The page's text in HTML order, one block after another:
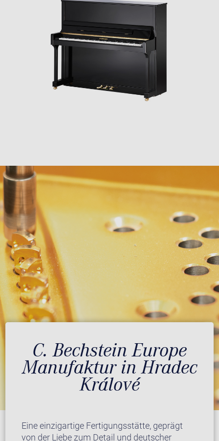
C. Bechstein Europe
Manufaktur in Hradec
Králové
Eine einzigartige Fertigungsstätte, geprägt
von der Liebe zum Detail und deutscher